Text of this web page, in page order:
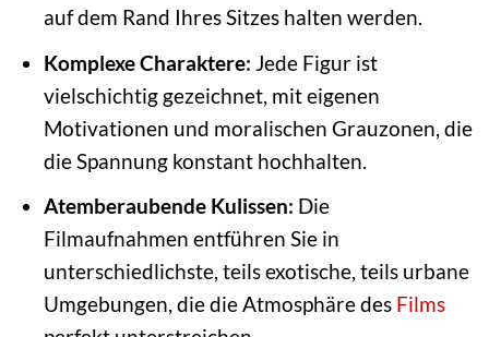
auf dem Rand Ihres Sitzes halten werden.
Komplexe Charaktere: Jede Figur ist
vielschichtig gezeichnet, mit eigenen
Motivationen und moralischen Grauzonen, die
die Spannung konstant hochhalten.
Atemberaubende Kulissen: Die
Filmaufnahmen entführen Sie in
unterschiedlichste, teils exotische, teils urbane
Umgebungen, die die Atmosphäre des Films